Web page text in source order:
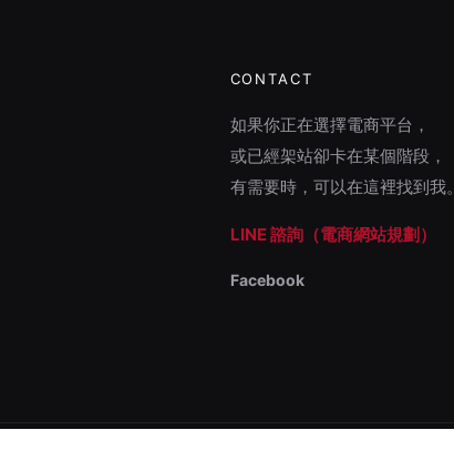
CONTACT
如果你正在選擇電商平台，
或已經架站卻卡在某個階段，
有需要時，可以在這裡找到我。
LINE 諮詢（電商網站規劃）
Facebook